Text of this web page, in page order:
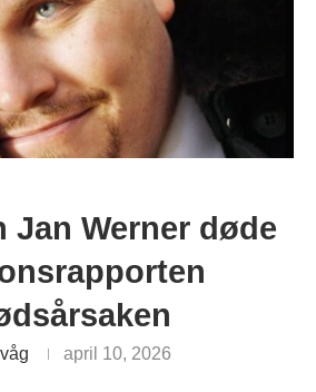
Jan Werner døde
april 10, 2026